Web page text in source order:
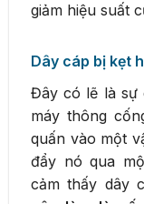
giảm hiệu suất
Dây cáp bị kẹt
Đây có lẽ là sự
máy thông
quấn vào một
đẩy nó qua
cảm thấy dây